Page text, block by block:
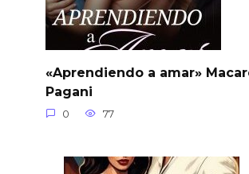
«Aprendiendo a amar»
Pagani
0 77